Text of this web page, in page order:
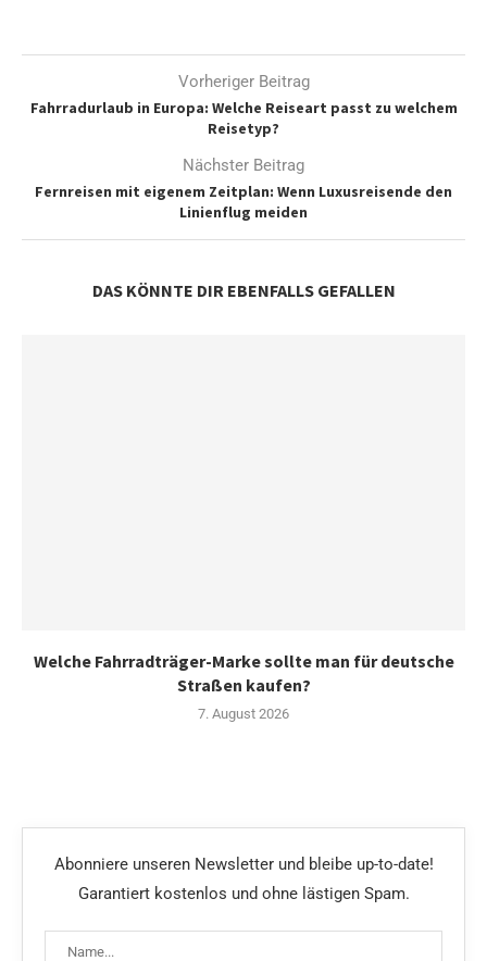
Vorheriger Beitrag
Fahrradurlaub in Europa: Welche Reiseart passt zu welchem
Reisetyp?
Nächster Beitrag
Fernreisen mit eigenem Zeitplan: Wenn Luxusreisende den
Linienflug meiden
DAS KÖNNTE DIR EBENFALLS GEFALLEN
Welche Fahrradträger-Marke sollte man für deutsche
Straßen kaufen?
7. August 2026
Abonniere unseren Newsletter und bleibe up-to-date!
Garantiert kostenlos und ohne lästigen Spam.